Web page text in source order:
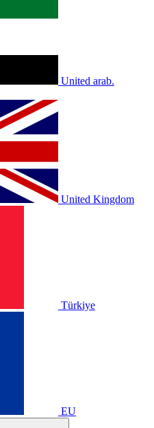
United arab.
United Kingdom
Türkiye
EU